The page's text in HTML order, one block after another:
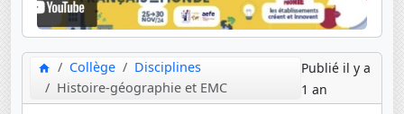
Collège
Disciplines
Histoire-géographie et EMC
Publié il y a
1 an